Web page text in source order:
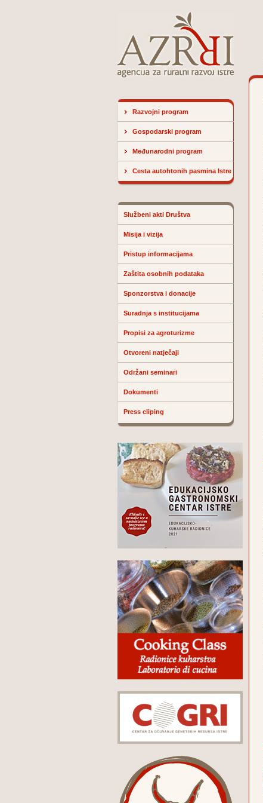
Razvojni program
Gospodarski program
Međunarodni program
Cesta autohtonih pasmina Istre
Službeni akti Društva
Misija i vizija
Pristup informacijama
Zaštita osobnih podataka
Sponzorstva i donacije
Suradnja s institucijama
Propisi za agroturizme
Otvoreni natječaji
Održani seminari
Dokumenti
Press cliping